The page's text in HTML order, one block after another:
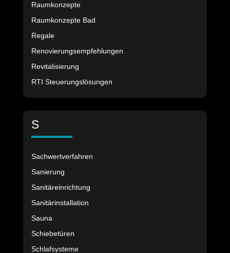
Raumkonzepte
Raumkonzepte Bad
Regale
Renovierungsempfehlungen
Revitalisierung
RTI Steuerungslösungen
S
Sachwertverfahren
Sanierung
Sanitäreinrichtung
Sanitärinstallation
Sauna
Schiebetüren
Schlafsysteme